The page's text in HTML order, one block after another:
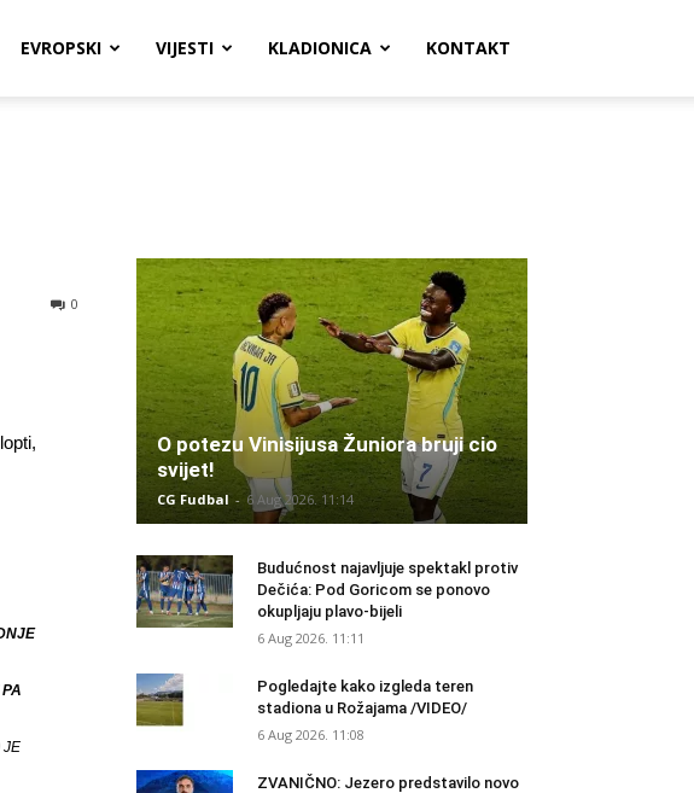
EVROPSKI VIJESTI KLADIONICA KONTAKT
0
JE
O potezu Vinisijusa Žuniora bruji cio
svijet!
CG Fudbal - 6 Aug 2026. 11:14
Budućnost najavljuje spektakl protiv
Dečića: Pod Goricom se ponovo
okupljaju plavo-bijeli
6 Aug 2026. 11:11
Pogledajte kako izgleda teren
stadiona u Rožajama /VIDEO/
6 Aug 2026. 11:08
ZVANIČNO: Jezero predstavilo novo